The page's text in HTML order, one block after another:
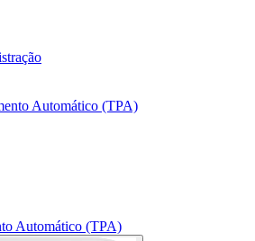
Automático (TPA)
Automático (TPA)